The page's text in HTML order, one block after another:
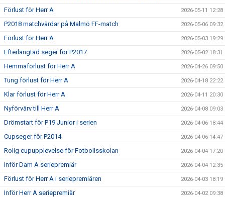
Förlust för Herr A 2026-05-11 12:28
P2018 matchvärdar på Malmö FF-match 2026-05-06 09:32
Förlust för Herr A 2026-05-03 19:29
Efterlängtad seger för P2017 2026-05-02 18:31
Hemmaförlust för Herr A 2026-04-26 09:50
Tung förlust för Herr A 2026-04-18 22:22
Klar förlust för Herr A 2026-04-11 20:30
Nyförvärv till Herr A 2026-04-08 09:03
Drömstart för P19 Junior i serien 2026-04-06 18:44
Cupseger för P2014 2026-04-06 14:47
Rolig cupupplevelse för Fotbollsskolan 2026-04-04 17:20
Inför Dam A seriepremiär 2026-04-04 12:35
Förlust för Herr A i seriepremiären 2026-04-03 18:19
Inför Herr A seriepremiär 2026-04-02 09:38